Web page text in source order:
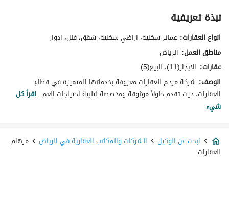
نبذة تعريفية
انواع العقارات: عمائر سكنية، اراضي سكنية، شقق، فلل، ادوار
مناطق العمل: الرياض
عقارات: للايجار(11)، للبيع(5)
الوصف: شركة مرحم للعقارات معروفة بخدماتها المتميزة في قطاع
العقارات، حيث تقدم حلولاً موثوقة ومخصصة لتلبية احتياجات العم...اقرأ كل
شيء
ابحث عن الوكيل الشركات والمكاتب العقارية في الرياض مرهام
للعقارات